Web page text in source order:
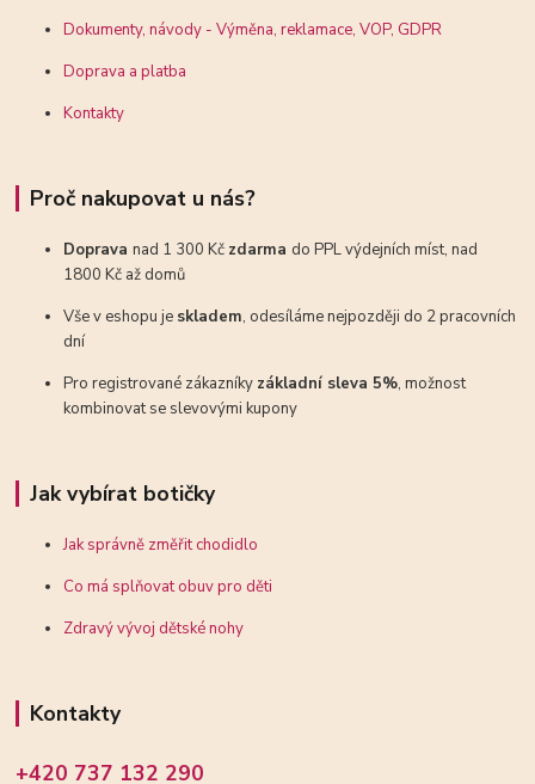
Dokumenty, návody - Výměna, reklamace, VOP, GDPR
Doprava a platba
Kontakty
Proč nakupovat u nás?
Dopravanad 1 300 Kč zdarma do PPL výdejních míst, nad
1800 Kč až domů
Vše v eshopu je skladem, odesíláme nejpozději do 2 pracovních
dní
Pro registrované zákazníky základní sleva 5%, možnost
kombinovat se slevovými kupony
Jak vybírat botičky
Jak správně změřit chodidlo
Co má splňovat obuv pro děti
Zdravý vývoj dětské nohy
Kontakty
+420 737 132 290